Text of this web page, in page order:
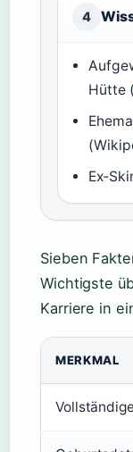
4
Hütte (
Sieben
Wichtigste
Karriere in
MERKMAL